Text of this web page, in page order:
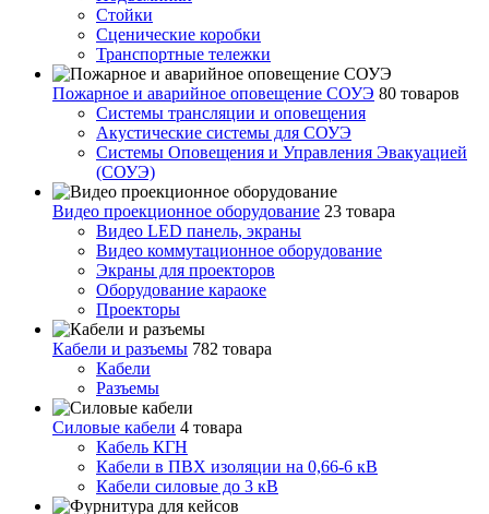
Стойки
Сценические коробки
Транспортные тележки
Пожарное и аварийное оповещение СОУЭ 80 товаров
Cистемы трансляции и оповещения
Акустические системы для СОУЭ
Системы Оповещения и Управления Эвакуацией
(СОУЭ)
Видео проекционное оборудование 23 товара
Видео LED панель, экраны
Видео коммутационное оборудование
Экраны для проекторов
Оборудование караоке
Проекторы
Кабели и разъемы 782 товара
Кабели
Разъемы
Силовые кабели 4 товара
Кабель КГН
Кабели в ПВХ изоляции на 0,66-6 кВ
Кабели силовые до 3 кВ